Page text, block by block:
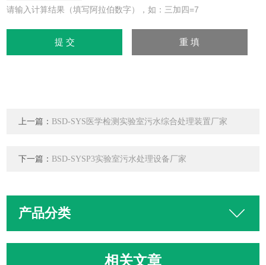
请输入计算结果（填写阿拉伯数字），如：三加四=7
上一篇： BSD-SYS医学检测实验室污水综合处理装置厂家
下一篇： BSD-SYSP3实验室污水处理设备厂家
产品分类
相关文章